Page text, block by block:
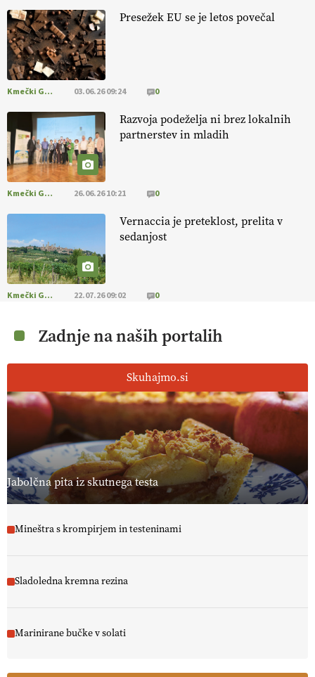
, okolje
in kakovostna jajca . VEČ
https://t.co/PX49GVsP1M
@EUAgri #IMCAP #CAP https://t.co/a1xatzEeid
Presežek EU se je letos povečal
Kmečki Glas 03.06.26 09:24 0
Razvoja podeželja ni brez lokalnih
partnerstev in mladih
Kmečki Glas 26.06.26 10:21 0
Vernaccia je preteklost, prelita v
sedanjost
Kmečki Glas 22.07.26 09:02 0
Zadnje na naših portalih
Skuhajmo.si
Jabolčna pita iz skutnega testa
Mineštra s krompirjem in testeninami
Sladoledna kremna rezina
Marinirane bučke v solati